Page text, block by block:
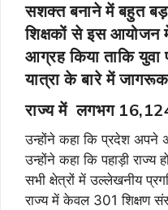
सशक्त बनाने में बहुत
शिक्षकों से इस आयोजन
आग्रह किया ताकि युवा
यात्रा के बारे में
राज्य में लगभग
उन्होंने कहा कि प्रदेश अपने
उन्होंने कहा कि पहाड़ी
सभी क्षेत्रों में उल्लेखनीय
राज्य में केवल 301 शिक्षण